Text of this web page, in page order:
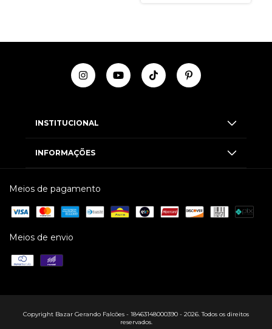
INSTITUCIONAL
INFORMAÇÕES
Meios de pagamento
Meios de envio
Copyright Bazar Gerando Falcões - 18463148000390 - 2026. Todos os direitos
reservados.